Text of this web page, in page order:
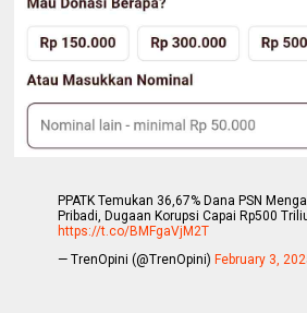
PPATK Temukan 36,67% Dana PSN
Pribadi, Dugaan Korupsi Capai Rp500
https://t.co/BMFgaVjM2T
— TrenOpini (@TrenOpini)February 3,